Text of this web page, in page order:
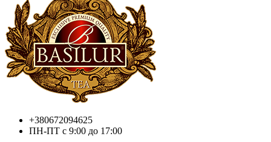
+380672094625
ПН-ПТ с 9:00 до 17:00